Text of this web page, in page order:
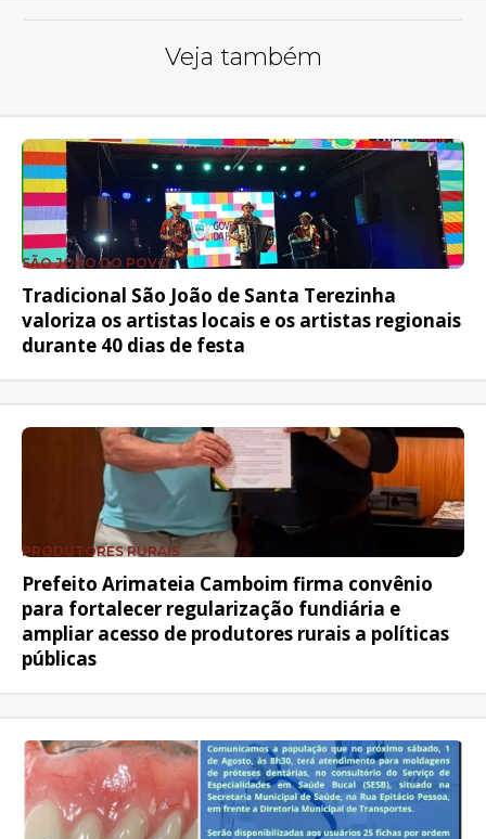
Veja também
SÃO JOÃO DO POVO
Tradicional São João de Santa Terezinha
valoriza os artistas locais e os artistas regionais
durante 40 dias de festa
PRODUTORES RURAIS
Prefeito Arimateia Camboim firma convênio
para fortalecer regularização fundiária e
ampliar acesso de produtores rurais a políticas
públicas